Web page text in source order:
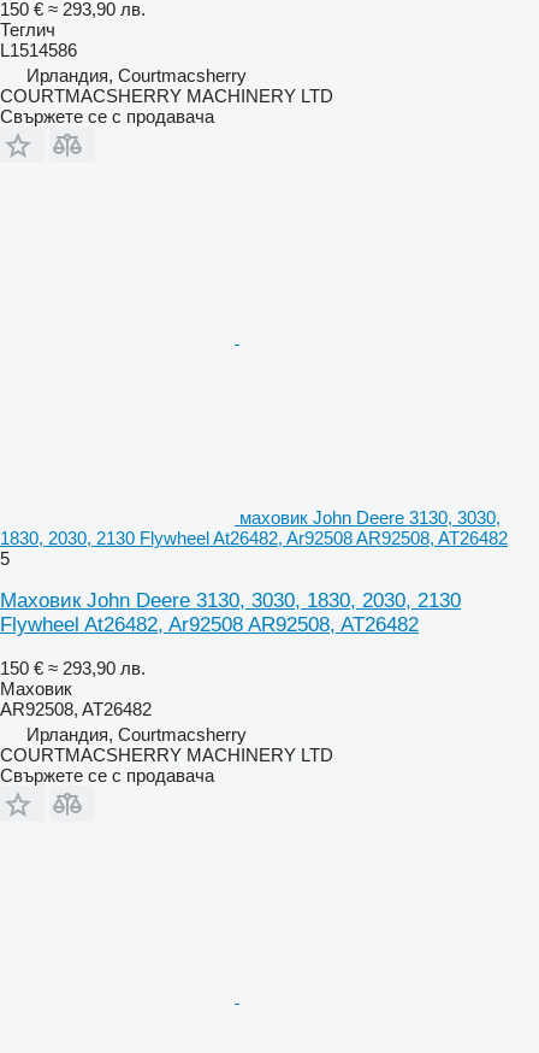
150 € ≈ 293,90 лв.
Теглич
L1514586
Ирландия, Courtmacsherry
COURTMACSHERRY MACHINERY LTD
Свържете се с продавача
маховик John Deere 3130, 3030,
1830, 2030, 2130 Flywheel At26482, Ar92508 AR92508, AT26482
5
Маховик John Deere 3130, 3030, 1830, 2030, 2130
Flywheel At26482, Ar92508 AR92508, AT26482
150 € ≈ 293,90 лв.
Маховик
AR92508, AT26482
Ирландия, Courtmacsherry
COURTMACSHERRY MACHINERY LTD
Свържете се с продавача